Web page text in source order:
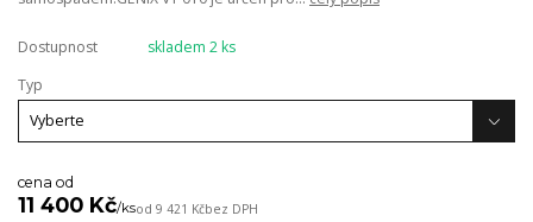
Dostupnost
skladem 2 ks
Typ
cena od
11 400 Kč/ksod 9 421 Kčbez DPH